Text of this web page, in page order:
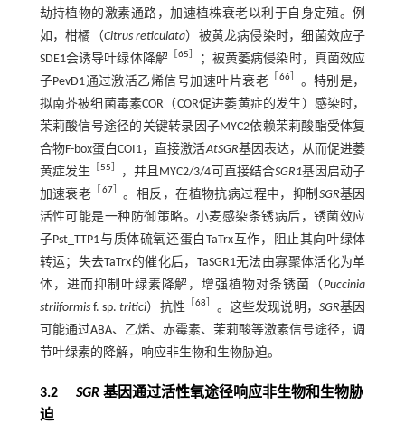
劫持植物的激素通路，加速植株衰老以利于自身定殖。例
如，柑橘（Citrus reticulata）被黄龙病侵染时，细菌效应子
SDE1会诱导叶绿体降解 ［65］
；被黄萎病侵染时，真菌效应
子PevD1通过激活乙烯信号加速叶片衰老 ［66］ 。特别是，
拟南芥被细菌毒素COR（COR促进萎黄症的发生）感染时，
茉莉酸信号途径的关键转录因子MYC2依赖茉莉酸酯受体复
合物F-box蛋白COI1，直接激活AtSGR基因表达，从而促进萎
黄症发生 ［55］ ，并且MYC2/3/4可直接结合SGR1基因启动子
加速衰老 ［67］ 。相反，在植物抗病过程中，抑制 SGR基因
活性可能是一种防御策略。小麦感染条锈病后，锈菌效应
子Pst_TTP1与质体硫氧还蛋白TaTrx互作，阻止其向叶绿体
转运；失去TaTrx的催化后，TaSGR1无法由寡聚体活化为单
体，进而抑制叶绿素降解，增强植物对条锈菌（Puccinia
striiformisf. sp.tritici）抗性 ［68］ 。这些发现说明，SGR基因
可能通过ABA、乙烯、赤霉素、茉莉酸等激素信号途径，调
节叶绿素的降解，响应非生物和生物胁迫。
3.2 SGR基因通过活性氧途径响应非生物和生物胁
迫